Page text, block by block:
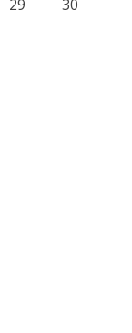
29
30